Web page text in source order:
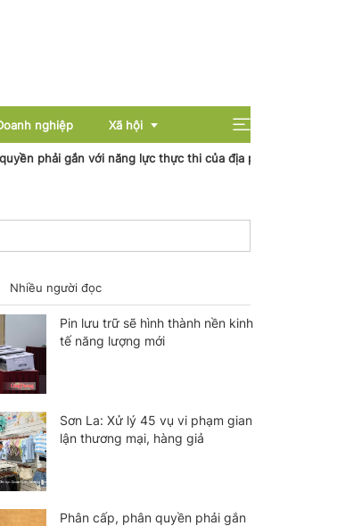
nghiệp Xã hội
gắn với năng lực thực thi của địa phương
Nhiều người đọc
Pin lưu trữ sẽ hình thành nền kinh
tế năng lượng mới
Sơn La: Xử lý 45 vụ vi phạm gian
lận thương mại, hàng giả
Phân cấp, phân quyền phải gắn